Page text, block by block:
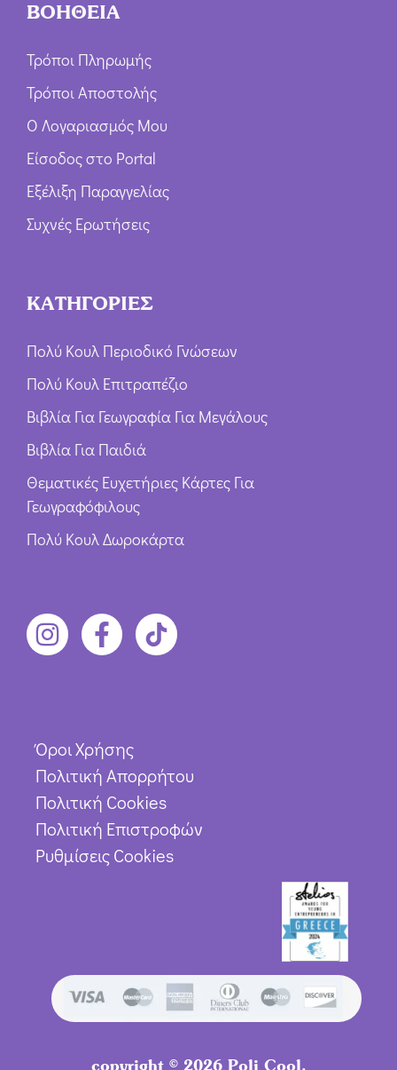
ΒΟΗΘΕΙΑ
Τρόποι Πληρωμής
Τρόποι Αποστολής
Ο Λογαριασμός Μου
Είσοδος στο Portal
Εξέλιξη Παραγγελίας
Συχνές Ερωτήσεις
ΚΑΤΗΓΟΡΙΕΣ
Πολύ Κουλ Περιοδικό Γνώσεων
Πολύ Κουλ Επιτραπέζιο
Βιβλία Για Γεωγραφία Για Μεγάλους
Βιβλία Για Παιδιά
Θεματικές Ευχετήριες Κάρτες Για
Γεωγραφόφιλους
Πολύ Κουλ Δωροκάρτα
Όροι Χρήσης
Πολιτική Απορρήτου
Πολιτική Cookies
Πολιτική Επιστροφών
Ρυθμίσεις Cookies
copyright © 2026 Poli Cool.